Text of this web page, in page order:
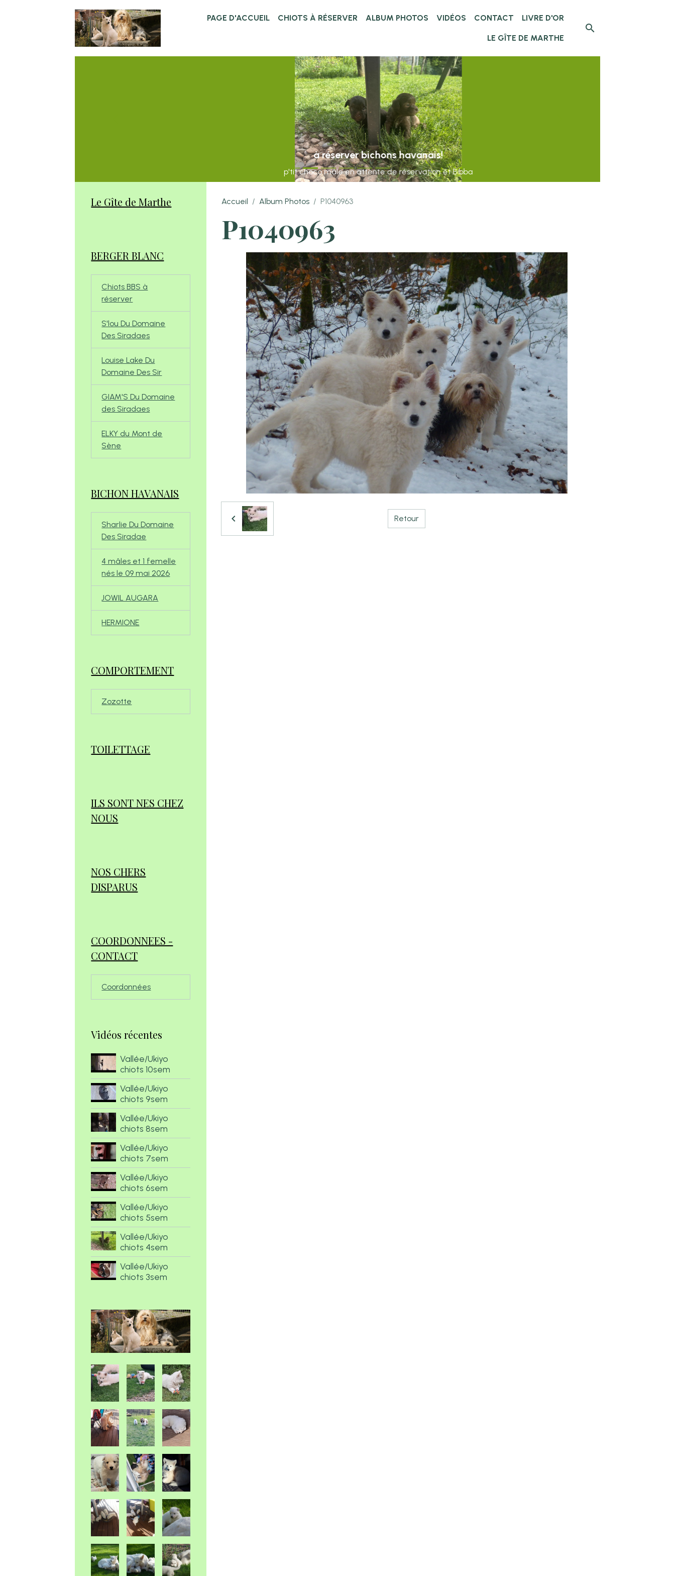
PAGE D'ACCUEIL CHIOTS À RÉSERVER ALBUM PHOTOS VIDÉOS CONTACT LIVRE D'OR
LE GÎTE DE MARTHE
à réserver bichons havanais!
p'tit choco mâle en attente de réservation et Bibba
Accueil Album Photos P1040963
P1040963
Retour
Le Gîte de Marthe
BERGER BLANC
Chiots BBS à
réserver
S'lou Du Domaine
Des Siradaes
Louise Lake Du
Domaine Des Sir
GIAM'S Du Domaine
des Siradaes
ELKY du Mont de
Sène
BICHON HAVANAIS
Sharlie Du Domaine
Des Siradae
4 mâles et 1 femelle
nés le 09 mai 2026
JOWIL AUGARA
HERMIONE
COMPORTEMENT
Zozotte
TOILETTAGE
ILS SONT NES CHEZ
NOUS
NOS CHERS
DISPARUS
COORDONNEES -
CONTACT
Coordonnées
Vidéos récentes
Vallée/Ukiyo
chiots 10sem
Vallée/Ukiyo
chiots 9sem
Vallée/Ukiyo
chiots 8sem
Vallée/Ukiyo
chiots 7sem
Vallée/Ukiyo
chiots 6sem
Vallée/Ukiyo
chiots 5sem
Vallée/Ukiyo
chiots 4sem
Vallée/Ukiyo
chiots 3sem